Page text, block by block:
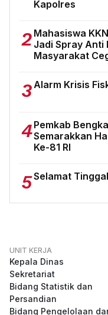
Kapolres
2 Mahasiswa
Jadi Spray Anti
Masyarakat
3 Alarm Krisis
4Pemkab
Semarakkan
Ke-81 RI
5Selamat
UNIT KERJA
Kepala Dinas
Sekretariat
Bidang Statistik dan
Persandian
Bidang Pengelolaan